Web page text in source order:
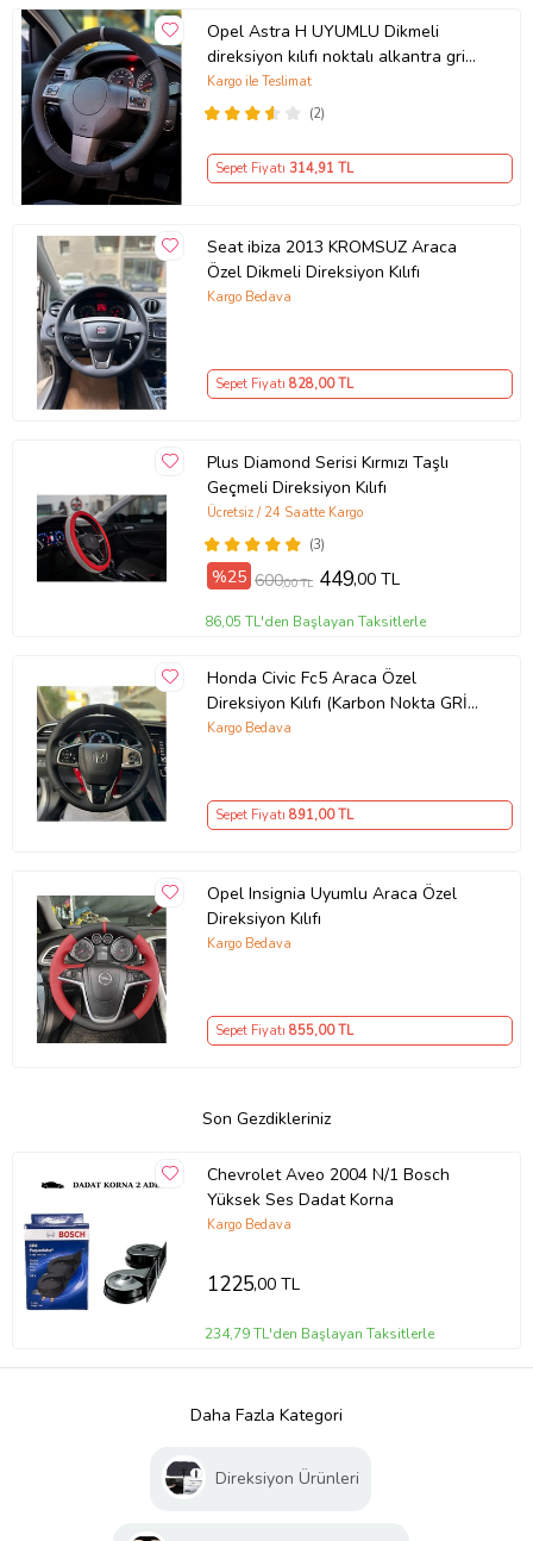
Opel Astra H UYUMLU Dikmeli
direksiyon kılıfı noktalı alkantra gri
yüzüklü ( 38×10.5CM )
(2)
Kargo ile Teslimat
Sepet Fiyatı 314,91 TL
Seat ibiza 2013 KROMSUZ Araca
Özel Dikmeli Direksiyon Kılıfı
Kargo Bedava
Sepet Fiyatı 828,00 TL
Plus Diamond Serisi Kırmızı Taşlı
Geçmeli Direksiyon Kılıfı
(3)
Ücretsiz / 24 Saatte Kargo
%25 600,00 TL 449,00 TL
86,05 TL'den Başlayan Taksitlerle
Honda Civic Fc5 Araca Özel
Direksiyon Kılıfı (Karbon Nokta GRİ
YÜZÜK)
Kargo Bedava
Sepet Fiyatı 891,00 TL
Opel Insignia Uyumlu Araca Özel
Direksiyon Kılıfı
Kargo Bedava
Sepet Fiyatı 855,00 TL
Son Gezdikleriniz
Chevrolet Aveo 2004 N/1 Bosch
Yüksek Ses Dadat Korna
Kargo Bedava
1225,00 TL
234,79 TL'den Başlayan Taksitlerle
Daha Fazla Kategori
Direksiyon Ürünleri